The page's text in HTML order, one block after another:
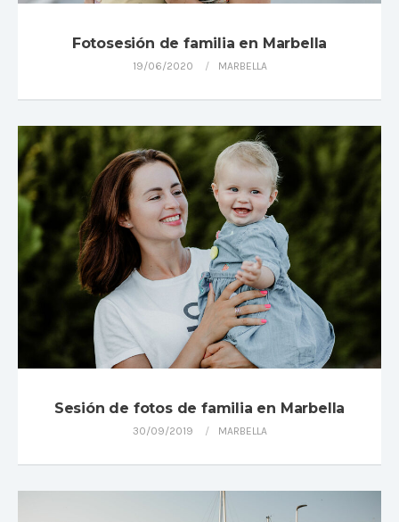
Fotosesión de familia en Marbella
19/06/2020 MARBELLA
Sesión de fotos de familia en Marbella
30/09/2019 MARBELLA